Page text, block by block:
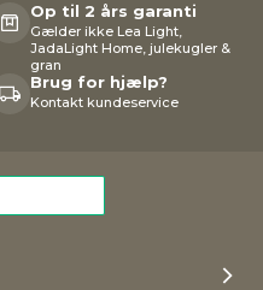
Op til 2 års garanti
Gælder ikke Lea Light,
JadaLight Home, julekugler &
gran
Brug for hjælp?
Kontakt kundeservice